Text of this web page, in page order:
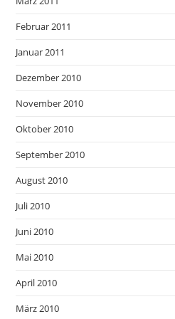
Februar 2011
Januar 2011
Dezember 2010
November 2010
Oktober 2010
September 2010
August 2010
Juli 2010
Juni 2010
Mai 2010
April 2010
März 2010